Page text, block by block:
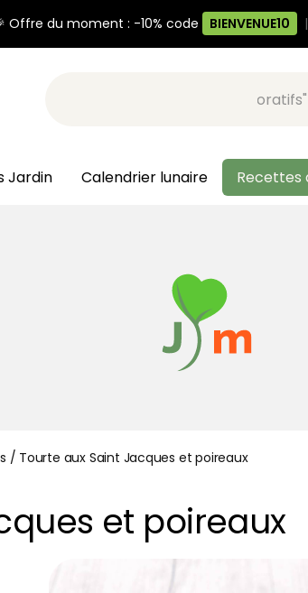
Offre du moment : -10% code BIENVENUE10 |
Recherche, ex: "pots décoratifs"
Jardin Calendrier lunaire Recettes
/ Tourte aux Saint Jacques et poireaux
et poireaux